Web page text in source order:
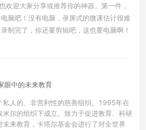
欢迎大家分享或推荐你的神器。第一件，
脑吧！没有电脑，录屏式的微课估计很难
制完了，你还要剪辑吧，这也要电脑啊！
眼中的未来教育
私人的、非营利性的慈善组织。1995年在
米尔的组织下成立。致力于促进教育、科研
未来教育，卡塔尔基金会进行了对全世界